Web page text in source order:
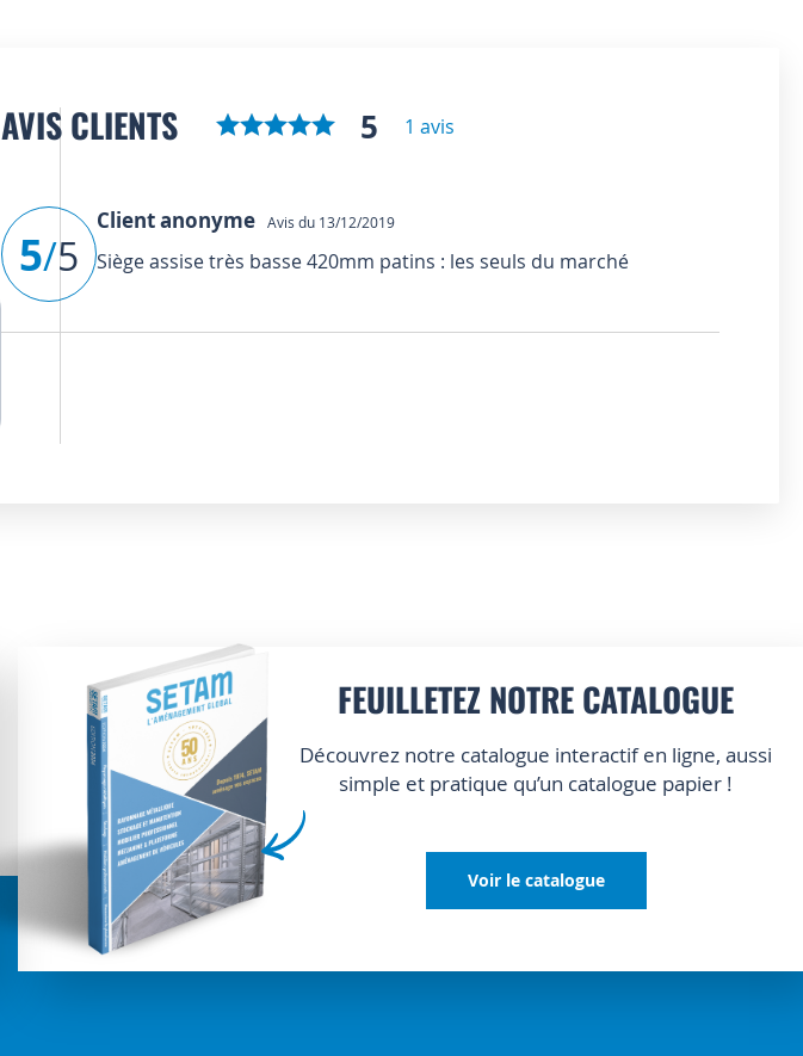
AVIS CLIENTS 5 1 avis
5/5
Client anonyme Avis du 13/12/2019
Siège assise très basse 420mm patins : les seuls du marché
FEUILLETEZ NOTRE CATALOGUE
Découvrez notre catalogue interactif en ligne, aussi
simple et pratique qu’un catalogue papier !
Voir le catalogue